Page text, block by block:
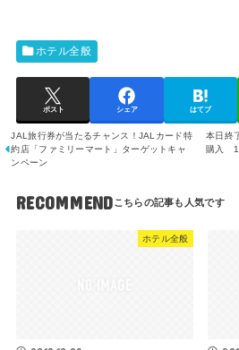
ホテル全般
ポスト シェア はてブ
JAL旅行券が当たるチャンス！JALカード特
約店「ファミリーマート」ターゲットキャ
ンペーン
本日終
購入
RECOMMEND
ホテル全般